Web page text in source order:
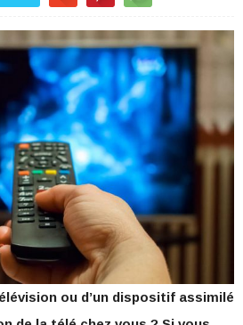
ou d’un dispositif assimilé